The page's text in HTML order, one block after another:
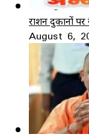
राशन दुकानों पर
August 6,